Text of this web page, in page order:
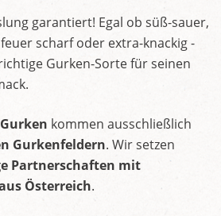
garantiert! Egal ob süß-sauer,
scharf oder extra-knackig -
Gurken-Sorte für seinen
kommen ausschließlich
Gurkenfeldern. Wir setzen
Partnerschaften mit
Österreich.